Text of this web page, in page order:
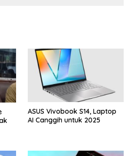
ASUS Vivobook S14, Laptop
AI Canggih untuk 2025